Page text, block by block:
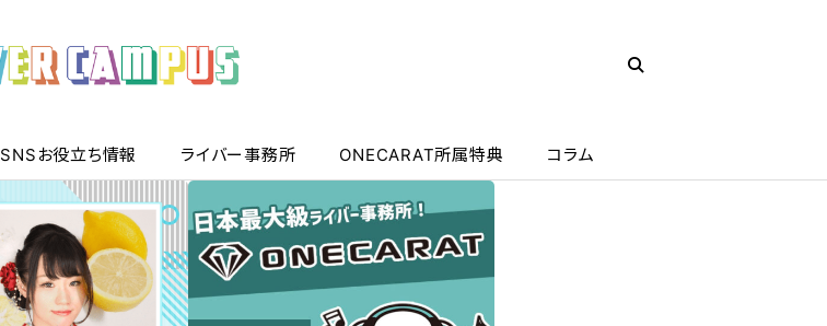
SNSお役立ち情報 ライバー事務所 ONECARAT所属特典 コラム